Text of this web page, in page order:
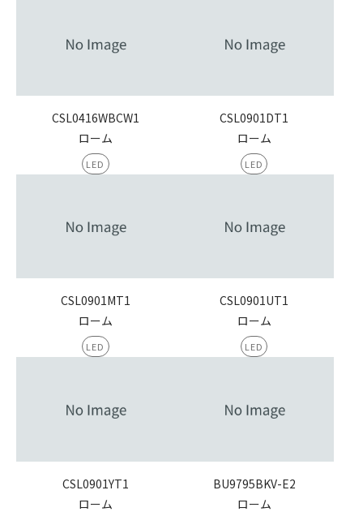
CSL0416WBCW1
ローム
LED
CSL0901DT1
ローム
LED
CSL0901MT1
ローム
LED
CSL0901UT1
ローム
LED
CSL0901YT1
ローム
BU9795BKV-E2
ローム